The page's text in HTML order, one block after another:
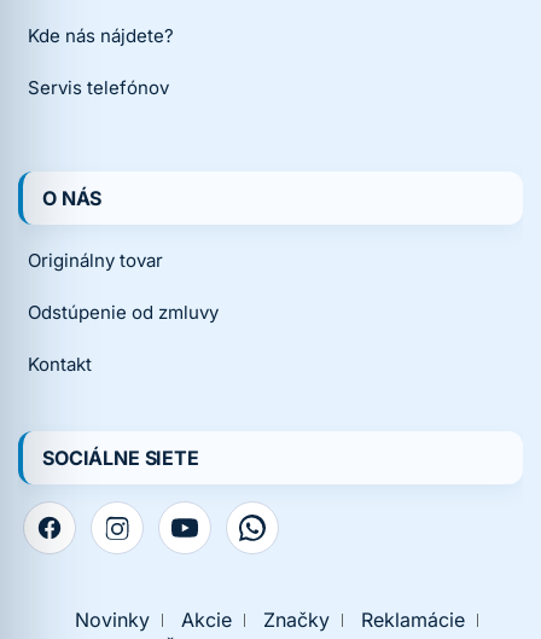
Kde nás nájdete?
Servis telefónov
O NÁS
Originálny tovar
Odstúpenie od zmluvy
Kontakt
SOCIÁLNE SIETE
Novinky Akcie Značky
Reklamácie